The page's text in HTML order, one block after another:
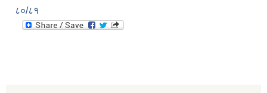
८०/८१